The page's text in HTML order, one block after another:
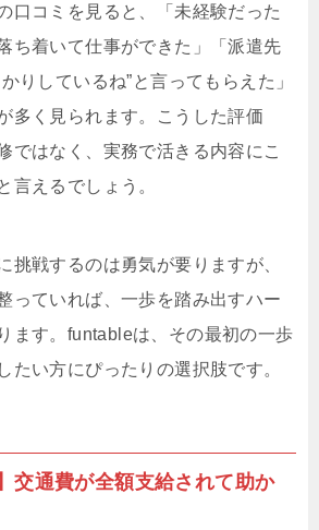
口コミを見ると、「未経験だった
ち着いて仕事ができた」「派遣先
りしているね”と言ってもらえた」
多く見られます。こうした評価
ではなく、実務で活きる内容にこ
言えるでしょう。
挑戦するのは勇気が要りますが、
っていれば、一歩を踏み出すハー
ます。funtableは、その最初の一歩
たい方にぴったりの選択肢です。
交通費が全額支給されて助か